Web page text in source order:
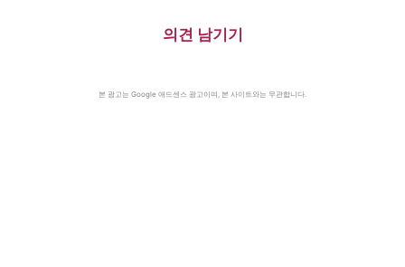
의견 남기기
본 광고는 Google 애드센스 광고이며, 본 사이트와는 무관합니다.